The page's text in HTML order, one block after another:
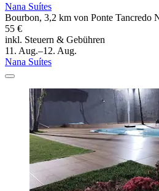
Nana Suítes
Bourbon, 3,2 km von Ponte Tancredo
55 €
inkl. Steuern & Gebühren
11. Aug.–12. Aug.
Nana Suítes